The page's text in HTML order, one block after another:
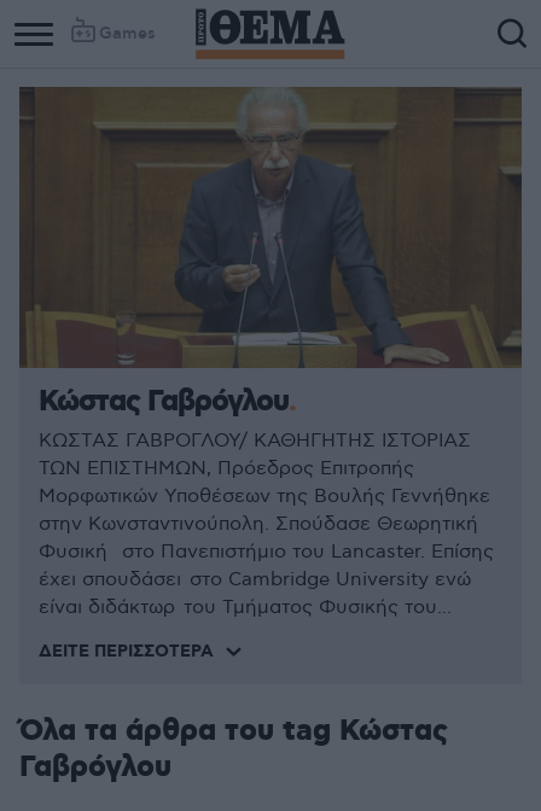
Games
Κώστας Γαβρόγλου
ΚΩΣΤΑΣ ΓΑΒΡΟΓΛΟΥ/ ΚΑΘΗΓΗΤΗΣ ΙΣΤΟΡΙΑΣ
ΤΩΝ ΕΠΙΣΤΗΜΩΝ, Πρόεδρος Επιτροπής
Μορφωτικών Υποθέσεων της Βουλής Γεννήθηκε
στην Κωνσταντινούπολη. Σπούδασε Θεωρητική
Φυσική στο Πανεπιστήμιο του Lancaster. Επίσης
έχει σπουδάσει στο Cambridge University ενώ
είναι διδάκτωρ του Τμήματος Φυσικής του...
ΔΕΊΤΕ ΠΕΡΙΣΣΌΤΕΡΑ
Όλα τα άρθρα του tag Κώστας
Γαβρόγλου